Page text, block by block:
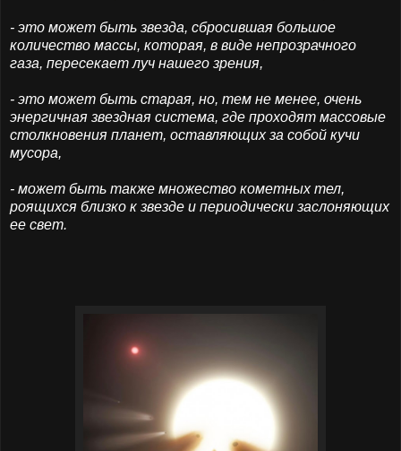
- это может быть звезда, сбросившая большое
количество массы, которая, в виде непрозрачного
газа, пересекает луч нашего зрения,
- это может быть старая, но, тем не менее, очень
энергичная звездная система, где проходят массовые
столкновения планет, оставляющих за собой кучи
мусора,
- может быть также множество кометных тел,
роящихся близко к звезде и периодически заслоняющих
ее свет.